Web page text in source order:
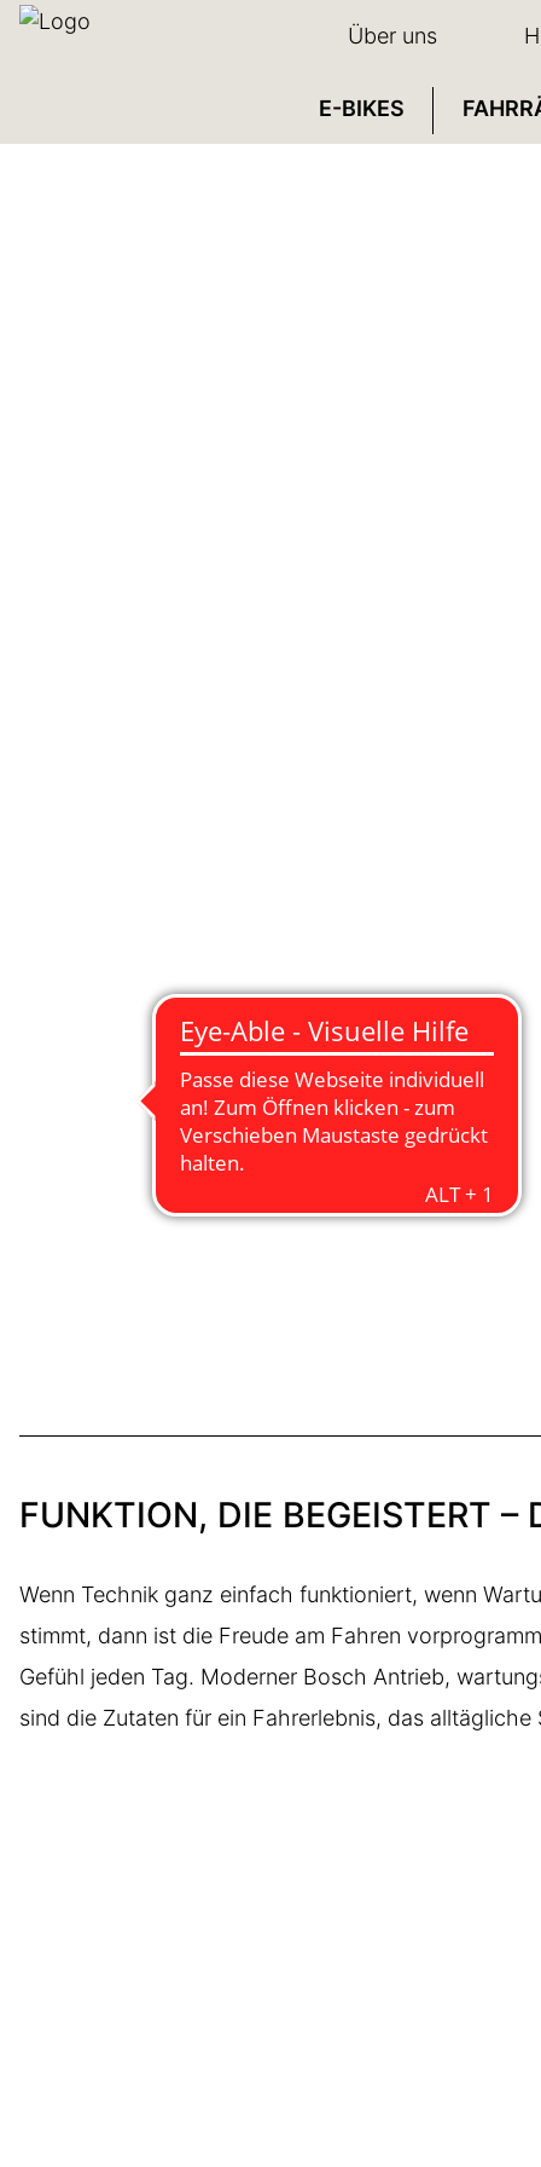
Über uns
E-BIKES
FUNKTION, DIE BEGEISTERT –
Wenn Technik ganz einfach funktioniert, wenn
stimmt, dann ist die Freude am Fahren
Gefühl jeden Tag. Moderner Bosch Antrieb,
sind die Zutaten für ein Fahrerlebnis, das